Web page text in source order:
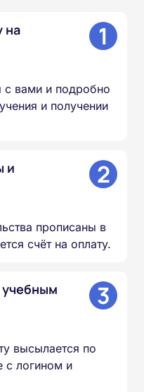
на
1
с вами и подробно
и получении
и
2
прописаны в
счёт на оплату.
учебным
3
высылается по
с логином и